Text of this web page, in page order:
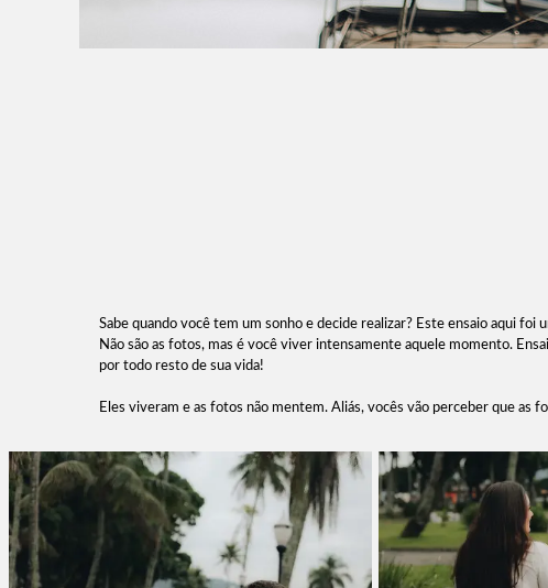
Sabe quando você tem um sonho e decide realizar? Este ensaio aqui foi
Não são as fotos, mas é você viver intensamente aquele momento.
por todo resto de sua vida!
Eles viveram e as fotos não mentem. Aliás, vocês vão perceber que